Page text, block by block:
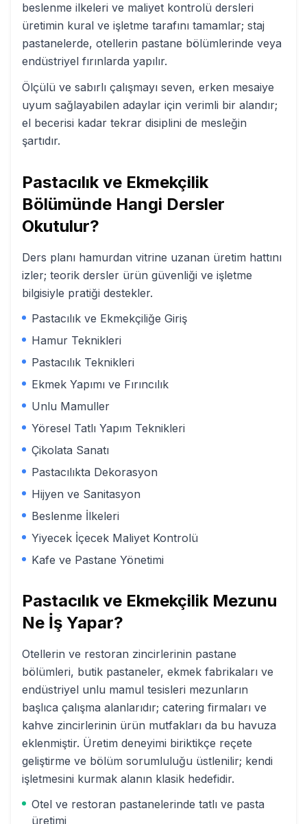
beslenme ilkeleri ve maliyet kontrolü dersleri
üretimin kural ve işletme tarafını tamamlar; staj
pastanelerde, otellerin pastane bölümlerinde veya
endüstriyel fırınlarda yapılır.
Ölçülü ve sabırlı çalışmayı seven, erken mesaiye
uyum sağlayabilen adaylar için verimli bir alandır;
el becerisi kadar tekrar disiplini de mesleğin
şartıdır.
Pastacılık ve Ekmekçilik
Bölümünde Hangi Dersler
Okutulur?
Ders planı hamurdan vitrine uzanan üretim hattını
izler; teorik dersler ürün güvenliği ve işletme
bilgisiyle pratiği destekler.
Pastacılık ve Ekmekçiliğe Giriş
Hamur Teknikleri
Pastacılık Teknikleri
Ekmek Yapımı ve Fırıncılık
Unlu Mamuller
Yöresel Tatlı Yapım Teknikleri
Çikolata Sanatı
Pastacılıkta Dekorasyon
Hijyen ve Sanitasyon
Beslenme İlkeleri
Yiyecek İçecek Maliyet Kontrolü
Kafe ve Pastane Yönetimi
Pastacılık ve EkmekçilikMezunu
Ne İş Yapar?
Otellerin ve restoran zincirlerinin pastane
bölümleri, butik pastaneler, ekmek fabrikaları ve
endüstriyel unlu mamul tesisleri mezunların
başlıca çalışma alanlarıdır; catering firmaları ve
kahve zincirlerinin ürün mutfakları da bu havuza
eklenmiştir. Üretim deneyimi biriktikçe reçete
geliştirme ve bölüm sorumluluğu üstlenilir; kendi
işletmesini kurmak alanın klasik hedefidir.
Otel ve restoran pastanelerinde tatlı ve pasta
üretimi